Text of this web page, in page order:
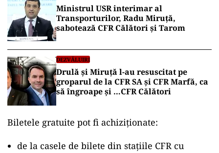
Ministrul USR interimar al
Transporturilor, Radu Miruță,
sabotează CFR Călători și Tarom
DEZVĂLUIRI
Drulă și Miruță l-au resuscitat pe
groparul de la CFR SA și CFR Marfă, ca
să îngroape și …CFR Călători
Biletele gratuite pot fi achiziționate:
de la casele de bilete din stațiile CFR cu